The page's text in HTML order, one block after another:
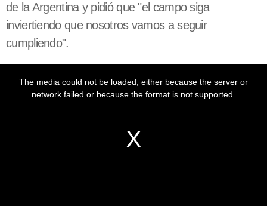
de la Argentina y pidió que "el campo siga
inviertiendo que nosotros vamos a seguir
cumpliendo".